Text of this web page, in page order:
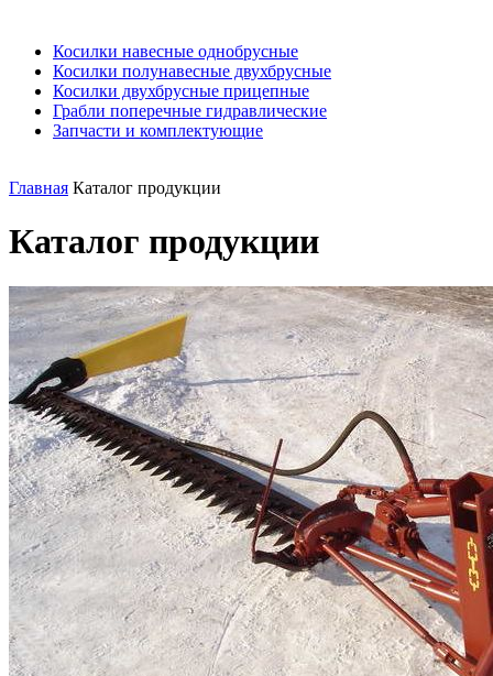
Косилки навесные однобрусные
Косилки полунавесные двухбрусные
Косилки двухбрусные прицепные
Грабли поперечные гидравлические
Запчасти и комплектующие
Главная Каталог продукции
Каталог продукции